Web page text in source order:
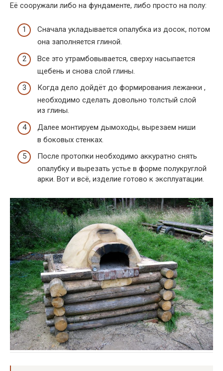
Её сооружали либо на фундаменте, либо просто на полу:
Сначала укладывается опалубка из досок, потом
она заполняется глиной.
Все это утрамбовывается, сверху насыпается
щебень и снова слой глины.
Когда дело дойдёт до формирования лежанки ,
необходимо сделать довольно толстый слой
из глины.
Далее монтируем дымоходы, вырезаем ниши
в боковых стенках.
После протопки необходимо аккуратно снять
опалубку и вырезать устье в форме полукруглой
арки. Вот и всё, изделие готово к эксплуатации.